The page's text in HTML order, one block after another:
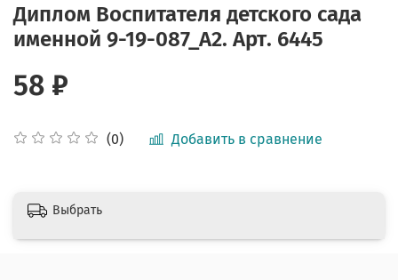
Диплом Воспитателя детского сада
именной 9-19-087_А2. Арт. 6445
(0) Добавить в сравнение
58 ₽
Выбрать